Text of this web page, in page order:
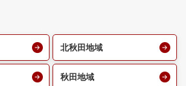
北秋田地域
秋田地域